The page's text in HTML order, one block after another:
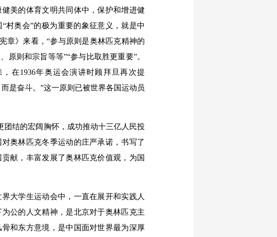
美的体育文明共同体中，保护和增进健
村奥会”的极为重要的象征意义，就是中
章》来看，“参与原则是奥林匹克精神的
则和宗旨等等”“参与比取胜更重要”。
在1936年奥运会演讲时顾拜旦再次提
是奋斗。”这一原则已被世界各国运动员
结的宏阔胸怀，成功推动十三亿人民投
奥林匹克冬季运动的庄严承诺，书写了
献，丰富发展了奥林匹克价值观，为国
学生运动会中，一直在展开和实践人
公的人文精神，是北京对于奥林匹克主
和东方意境，是中国面对世界最为深厚